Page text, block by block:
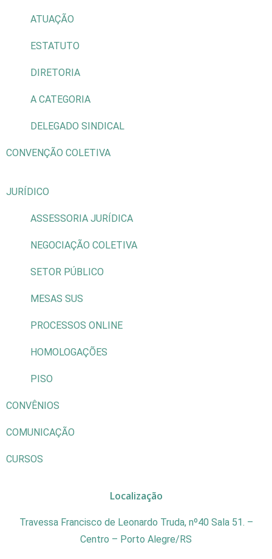
ATUAÇÃO
ESTATUTO
DIRETORIA
A CATEGORIA
DELEGADO SINDICAL
CONVENÇÃO COLETIVA
JURÍDICO
ASSESSORIA JURÍDICA
NEGOCIAÇÃO COLETIVA
SETOR PÚBLICO
MESAS SUS
PROCESSOS ONLINE
HOMOLOGAÇÕES
PISO
CONVÊNIOS
COMUNICAÇÃO
CURSOS
Localização
Travessa Francisco de Leonardo Truda, nº40 Sala 51. –
Centro – Porto Alegre/RS